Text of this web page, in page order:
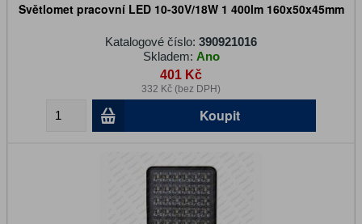
Světlomet pracovní LED 10-30V/18W 1 400lm 160x50x45mm
Katalogové číslo: 390921016
Skladem: Ano
401 Kč
332 Kč (bez DPH)
Koupit